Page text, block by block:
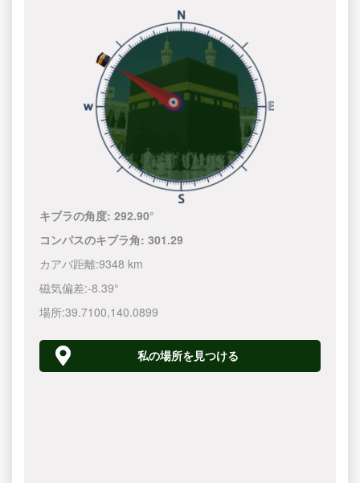
キブラの角度:292.90°
コンパスのキブラ角:301.29
カアバ距離:9348 km
磁気偏差:-8.39°
場所:39.7100,140.0900
私の場所を見つける